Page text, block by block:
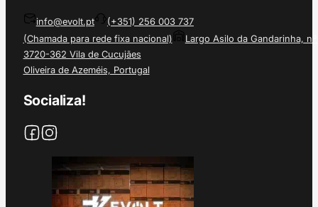
info@evolt.pt
(+351) 256 003 737
(Chamada para rede fixa nacional)
Largo Asilo da Gandarinha, nº
3720-362 Vila de Cucujães
Oliveira de Azeméis, Portugal
Socializa!